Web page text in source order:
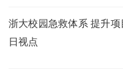
浙大校园急救体系 提升
日视点